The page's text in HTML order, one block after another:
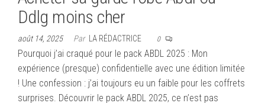
Ddlg moins cher
août 14, 2025 Par LA RÉDACTRICE 0
Pourquoi j’ai craqué pour le pack ABDL 2025 : Mon
expérience (presque) confidentielle avec une édition limitée
! Une confession : j’ai toujours eu un faible pour les coffrets
surprises. Découvrir le pack ABDL 2025, ce n’est pas